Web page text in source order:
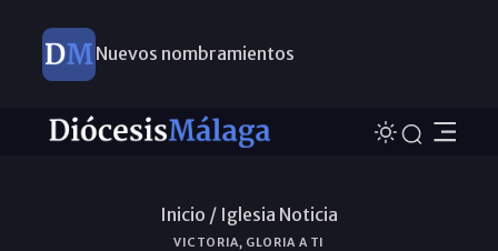
Nuevos nombramientos
Inicio / Iglesia Noticia
VICTORIA, GLORIA A TI